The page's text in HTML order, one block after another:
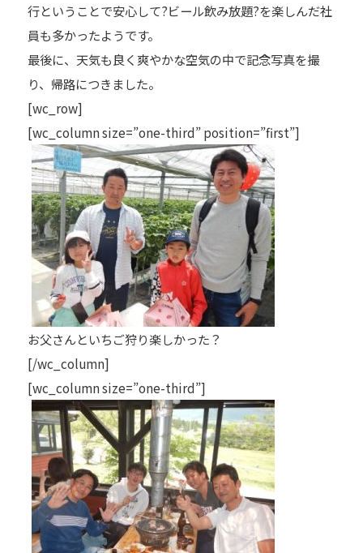
行ということで安心して?ビール飲み放題?を楽しんだ社
員も多かったようです。
最後に、天気も良く爽やかな空気の中で記念写真を撮
り、帰路につきました。
[wc_row]
[wc_column size=”one-third” position=”first”]
お父さんといちご狩り楽しかった？
[/wc_column]
[wc_column size=”one-third”]